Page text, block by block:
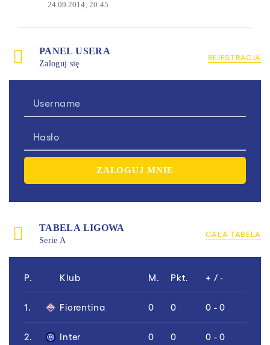
PANEL USERA
Zaloguj się
REJESTRACJA
TABELA LIGOWA
Serie A
CAŁA TABELA
P. Klub M. Pkt. + / -
1. Fiorentina 0 0 0 - 0
2. Inter 0 0 0 - 0
24.09.2014; 20:45